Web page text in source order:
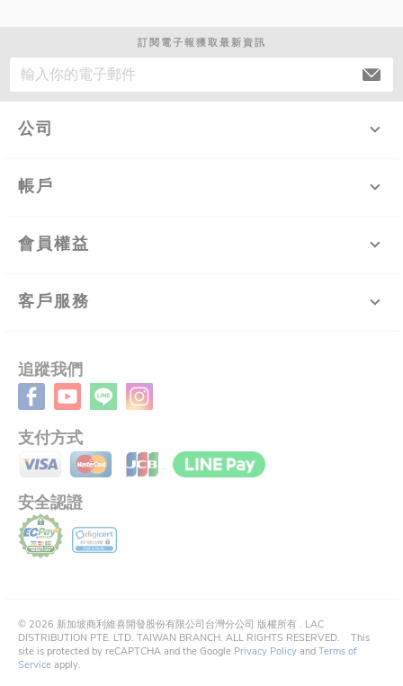
訂閱電子報獲取最新資訊
公司
帳戶
會員權益
客戶服務
追蹤我們
支付方式
安全認證
© 2026 新加坡商利維喜開發股份有限公司台灣分公司 版權所有 . LAC
DISTRIBUTION PTE. LTD. TAIWAN BRANCH. ALL RIGHTS RESERVED.
This
site is protected by reCAPTCHA and the Google Privacy Policy and Terms of
Service apply.